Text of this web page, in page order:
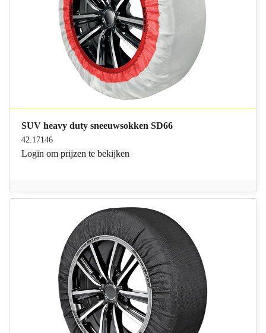
SUV heavy duty sneeuwsokken SD66
42.17146
Login om prijzen te bekijken